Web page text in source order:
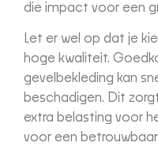
die impact voor een
Let er wel op dat je
hoge kwaliteit.
gevelbekleding kan
beschadigen. Dit
extra belasting voor
voor een